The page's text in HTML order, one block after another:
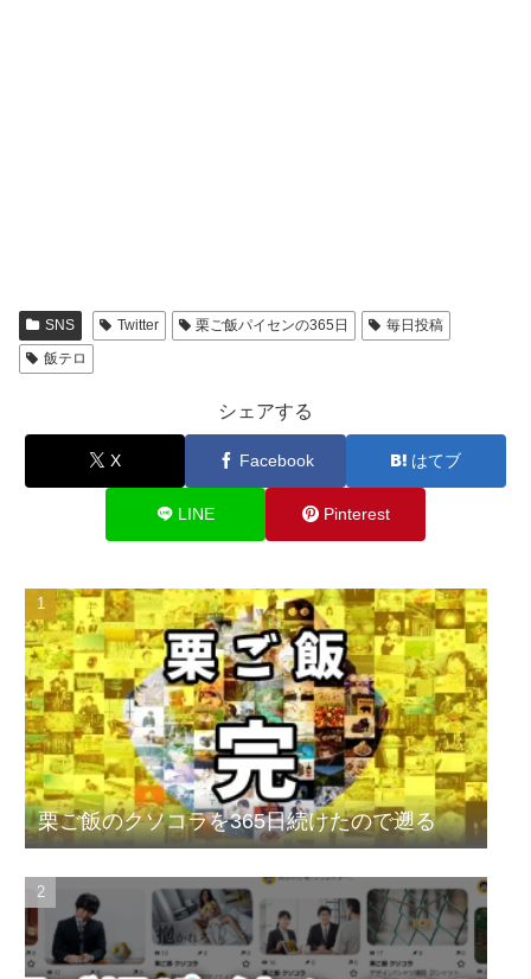
SNS Twitter 栗ご飯パイセンの365日
毎日投稿
飯テロ
シェアする
X Facebook はてブ
LINE Pinterest
栗ご飯のクソコラを365日続けたので遡る